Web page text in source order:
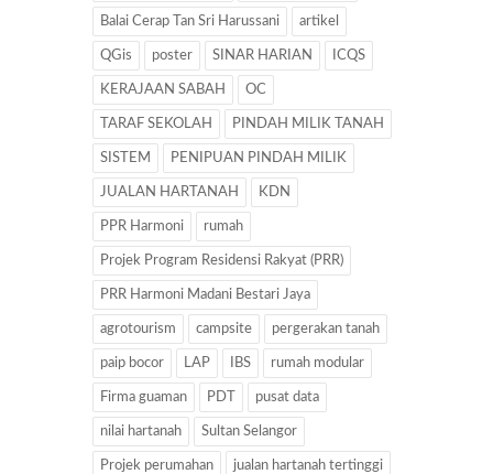
Balai Cerap Tan Sri Harussani artikel
QGis poster SINAR HARIAN ICQS
KERAJAAN SABAH OC
TARAF SEKOLAH PINDAH MILIK TANAH
SISTEM PENIPUAN PINDAH MILIK
JUALAN HARTANAH KDN
PPR Harmoni rumah
Projek Program Residensi Rakyat (PRR)
PRR Harmoni Madani Bestari Jaya
agrotourism campsite pergerakan tanah
paip bocor LAP IBS rumah modular
Firma guaman PDT pusat data
nilai hartanah Sultan Selangor
Projek perumahan jualan hartanah tertinggi